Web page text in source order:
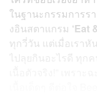
ในฐานะกรรมการร
งอินสตาแกรม ‘Eat
ทุกวี่วัน แต่เมื่อเรา